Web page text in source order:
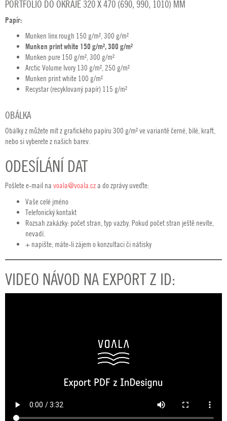
PORTFOLIO DO OKRAJE 320 X 470 (690, 990, 1010) MM
Papír:
Munken linx rough 150 g/m², 300 g/m²
Munken print white 150 g/m², 300 g/m²
Munken pure 150 g/m², 300 g/m²
Arctic Volume Ivory 130 g/m², 250 g/m²
Munken print white 100 g/m²
Recystar (recyklovaný papír) 115 g/m²
OBÁLKA
Obálky z můžete mít z grafického papíru 300 g/m² ve variantě černé, bílé, kraft,
nebo si vyberete z našich barev.
ODESÍLÁNÍ DAT
Pošlete e-mail na voala@voala.cza do zprávy uveďte:
Vaše celé jméno
Telefonický kontakt
Rozsah zakázky: počet stran, typ vazby. Pokud počet stran ještě nevíte,
nevadí.
+ napište, máte-li zájem o konzultaci či nátisky
VIDEO NÁVOD NA EXPORT Z ID: